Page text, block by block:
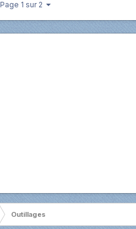
Page 1 sur 2
Outillages